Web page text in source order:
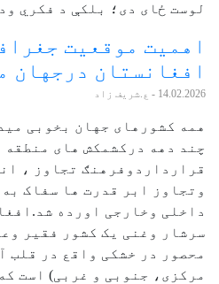
لوست ځای دی؛ بلکې د فکري
اهمیت موقعیت
افغانستان درجهان
14.02.2026 - ع.شریف زاد
همه کشورهای جهان بخوبی
چند دهه درکشمکش های منطقه
قرارداردوفرهنګ تجاوز ،
وتجاوز ابر قدرت ها سفاک
داخلی وخارجی اورده
سرشار وغنی یک کشور فقیر
محصور در خشکی واقع در قلب
مرکزی، جنوبی و غربی) است